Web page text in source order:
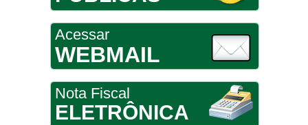
Acessar
WEBMAIL
Nota Fiscal
ELETRÔNICA